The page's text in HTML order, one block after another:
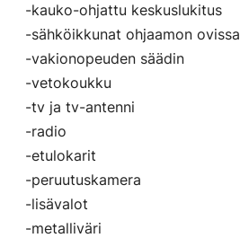
-kauko-ohjattu keskuslukitus
-sähköikkunat ohjaamon ovissa
-vakionopeuden säädin
-vetokoukku
-tv ja tv-antenni
-radio
-etulokarit
-peruutuskamera
-lisävalot
-metalliväri